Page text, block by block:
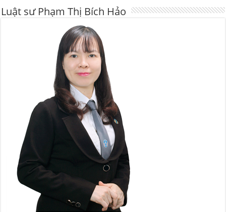
Luật sư Phạm Thị Bích Hảo